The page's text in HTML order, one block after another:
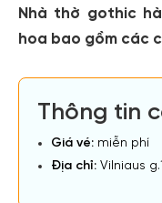
Nhà thờ gothic
hoa bao gồm các
Thông tin
Giá vé: miễn phí
Địa chỉ: Vilniaus